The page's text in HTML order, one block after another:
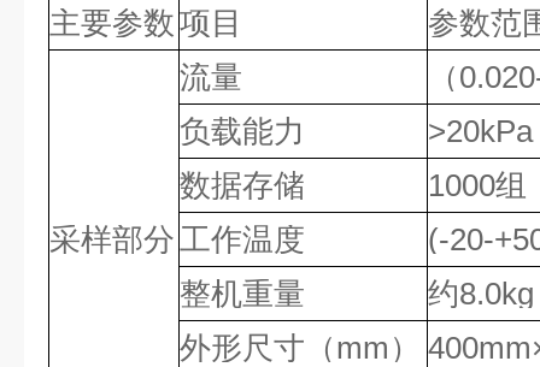
主要参数项目 参数范
采样部分
流量
（
负载能力
>20kPa
数据存储
1000组
工作温度
(-20-
整机重量
约8.0kg
外形尺寸（mm）